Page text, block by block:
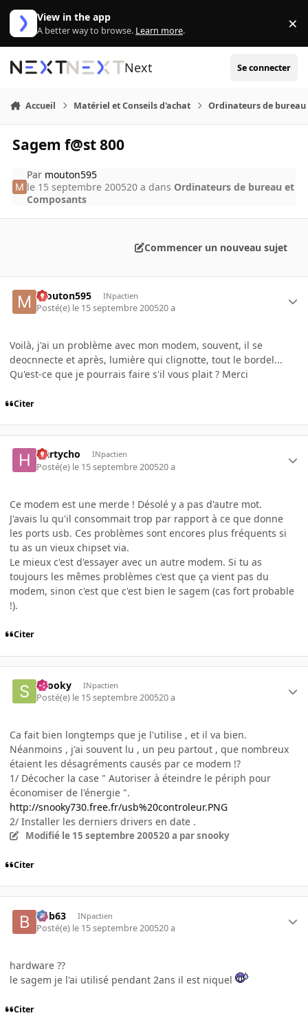
Aller au contenu
View in the app
A better way to browse. Learn more. ×
Next Se connecter
Accueil Matériel et Conseils d'achat Ordinateurs de bureau
Sagem f@st 800
Par mouton595
le 15 septembre 200520 a dans Ordinateurs de bureau et
Composants
Commencer un nouveau sujet
mouton595 INpactien
Posté(e) le 15 septembre 200520 a
Voilà, j'ai un problème avec mon modem, souvent, il se
deocnnecte et après, lumière qui clignotte, tout le bordel...
Qu'est-ce que je pourrais faire s'il vous plait ? Merci
Citer
Hartycho INpactien
Posté(e) le 15 septembre 200520 a
Ce modem est une merde ! Désolé y a pas d'autre mot.
J'avais lu qu'il consommait trop par rapport à ce que donne
les ports usb. Ces problèmes sont encores plus fréquents si
tu as un vieux chipset via.
Le mieux c'est d'essayer avec un autre modem. Si tu as
toujours les mêmes problèmes c'est que ça vient pas du
modem, sinon c'est que c'est bien le sagem (cas fort probable
!).
Citer
snooky INpactien
Posté(e) le 15 septembre 200520 a
Ca fait bien longtemps que je l'utilise , et il va bien.
Néanmoins , j'ai souvent lu , un peu partout , que nombreux
étaient les désagréments causés par ce modem !?
1/ Décocher la case " Autoriser à éteindre le périph pour
économiser de l'énergie ".
http://snooky730.free.fr/usb%20controleur.PNG
2/ Installer les derniers drivers en date .
Modifié le 15 septembre 200520 a par snooky
Citer
bob63 INpactien
Posté(e) le 15 septembre 200520 a
hardware ??
le sagem je l'ai utilisé pendant 2ans il est niquel
Citer